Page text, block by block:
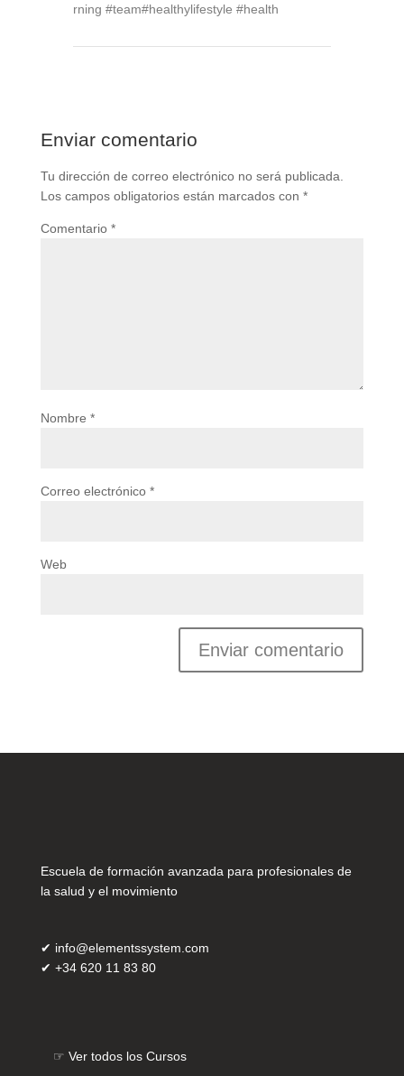
rning #team#healthylifestyle #health
Enviar comentario
Tu dirección de correo electrónico no será publicada.
Los campos obligatorios están marcados con *
Comentario *
Nombre *
Correo electrónico *
Web
Escuela de formación avanzada para profesionales de
la salud y el movimiento
✔ info@elementssystem.com
✔ +34 620 11 83 80
☞ Ver todos los Cursos